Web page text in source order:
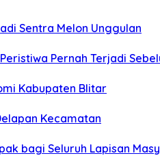
Sentra Melon Unggulan
Pernah Terjadi
Kabupaten Blitar
Kecamatan
bagi Seluruh Lapisan